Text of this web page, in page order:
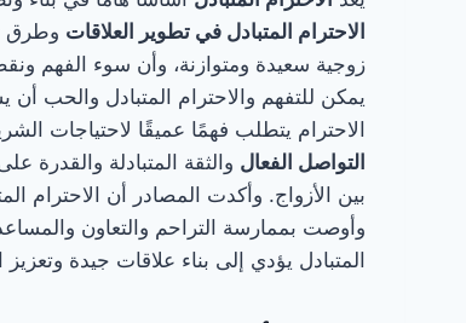
الاحترام المتبادل في تطوير العلاقات وطرق
زوجية سعيدة ومتوازنة، وأن سوء الفهم
يمكن للتفهم والاحترام المتبادل والحب
الاحترام يتطلب فهمًا عميقًا لاحتياجات
التواصل الفعال والثقة المتبادلة والقدرة
بين الأزواج. وأكدت المصادر أن
وأوصت بممارسة التراحم والتعاون
المتبادل يؤدي إلى بناء علاقات جيدة